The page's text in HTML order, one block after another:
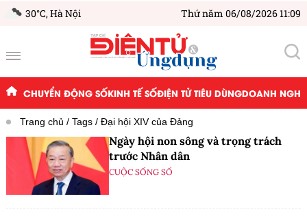
30°C,Hà Nội Thứ năm 06/08/2026 11:09
CHUYỂN ĐỘNG SỐKINH TẾ SỐĐIỆN TỬ TIÊU DÙNGDOANH
Trang chủ Tags Đại hội XIV của Đảng
Ngày hội non sông và trọng trách
trước Nhân dân
CUỘC SỐNG SỐ